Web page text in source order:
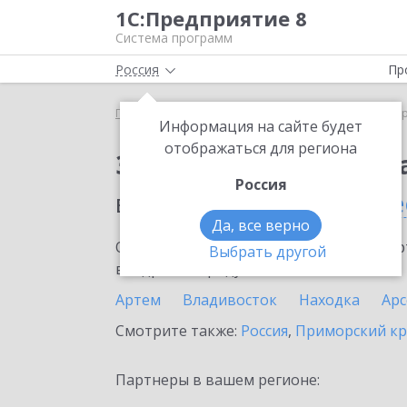
1С:Предприятие 8
Система программ
Россия
Информация на сайте будет
отображаться для региона
Россия
Да, все верно
Выбрать другой
Главная
Заказать
в населенном пунте
Ознакомьтесь с информационными
внедрение продукта.
Артем
Владивосток Находка
Смотрите также: Россия, Приморский
Партнеры в вашем регионе: